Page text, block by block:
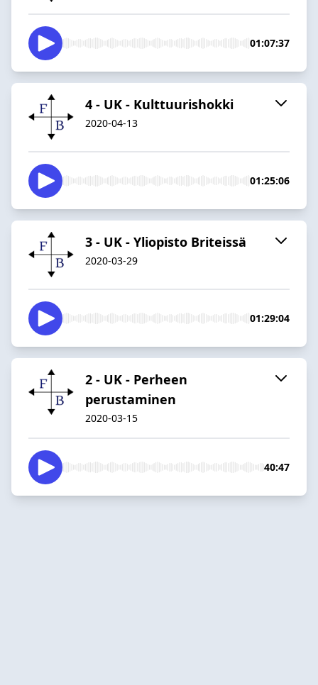
01:07:37
4 - UK - Kulttuurishokki
2020-04-13
01:25:06
3 - UK - Yliopisto Briteissä
2020-03-29
01:29:04
2 - UK - Perheen
perustaminen
2020-03-15
40:47